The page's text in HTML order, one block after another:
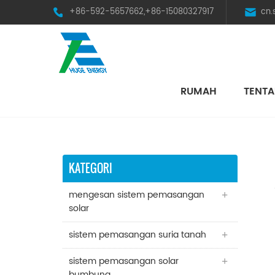
+86-592-5657662,+86-15080327917
RUMAH
KATEGORI
mengesan sistem pemasangan
solar
sistem pemasangan suria tanah
sistem pemasangan solar